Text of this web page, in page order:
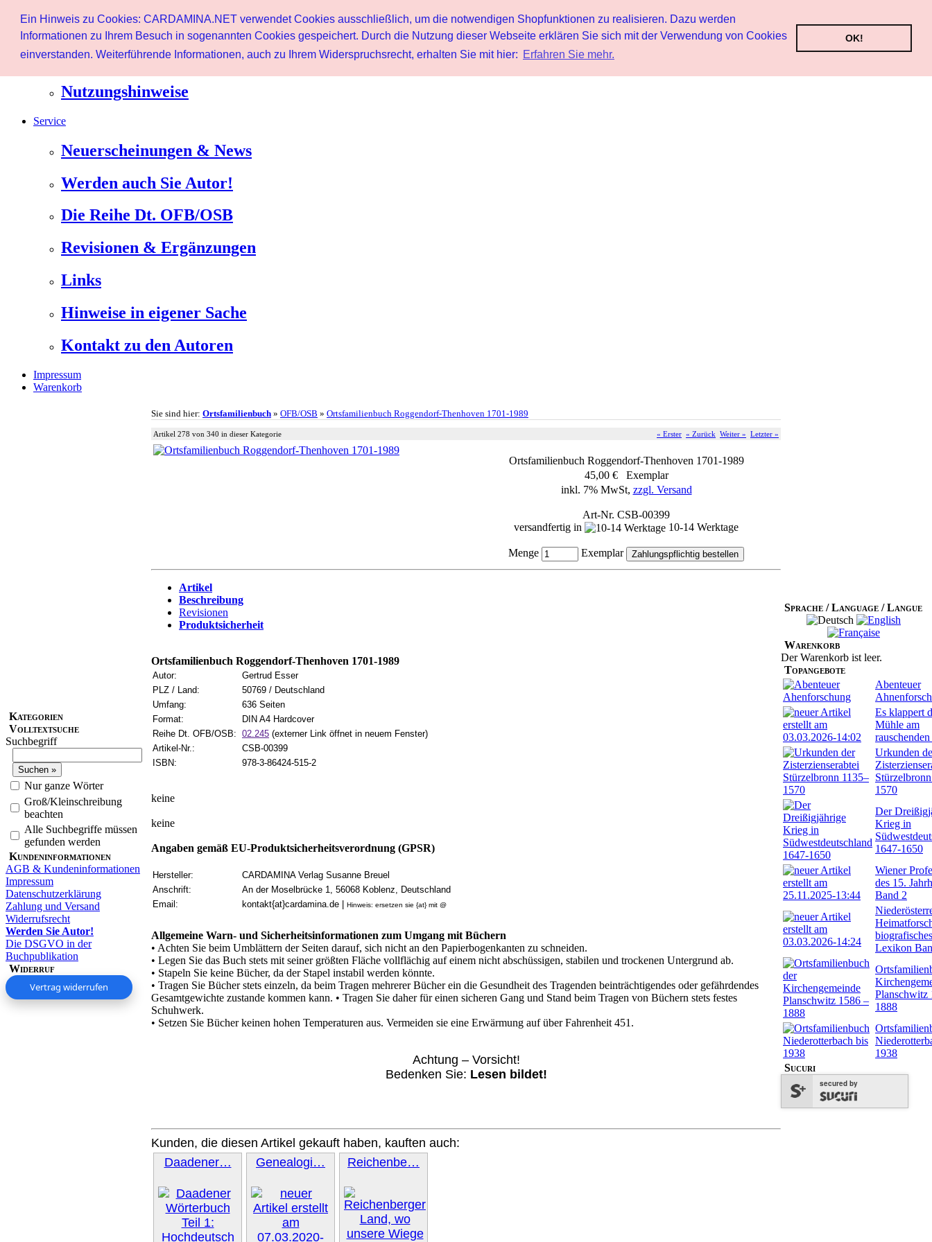
Ein Hinweis zu Cookies: CARDAMINA.NET verwendet Cookies ausschließlich, um die notwendigen Shopfunktionen zu realisieren. Dazu werden
Informationen zu Ihrem Besuch in sogenannten Cookies gespeichert. Durch die Nutzung dieser Webseite erklären Sie sich mit der Verwendung von Cookies
einverstanden. Weiterführende Informationen, auch zu Ihrem Widerspruchsrecht, erhalten Sie mit hier: Erfahren Sie mehr.
OK!
Start
Benutzer
Newsletter
Nutzungshinweise
Service
Neuerscheinungen & News
Werden auch Sie Autor!
Die Reihe Dt. OFB/OSB
Revisionen & Ergänzungen
Links
Hinweise in eigener Sache
Kontakt zu den Autoren
Impressum
Warenkorb
Kategorien
Volltextsuche
Suchbegriff
Nur ganze Wörter
Groß/Kleinschreibung
beachten
Alle Suchbegriffe müssen
gefunden werden
Kundeninformationen
AGB & Kundeninformationen
Impressum
Datenschutzerklärung
Zahlung und Versand
Widerrufsrecht
Werden Sie Autor!
Die DSGVO in der
Buchpublikation
Widerruf
Vertrag widerrufen
Sie sind hier: Ortsfamilienbuch » OFB/OSB » Ortsfamilienbuch Roggendorf-Thenhoven 1701-1989
Artikel 278 von 340 in dieser Kategorie « Erster « Zurück Weiter » Letzter »
Ortsfamilienbuch Roggendorf-Thenhoven 1701-1989
45,00 € Exemplar
inkl. 7% MwSt, zzgl. Versand
Art-Nr. CSB-00399
versandfertig in
10-14 Werktage
Menge Exemplar
Artikel
Beschreibung
Revisionen
Produktsicherheit
Ortsfamilienbuch Roggendorf-Thenhoven 1701-1989
Autor:
Gertrud Esser
PLZ / Land:
50769 / Deutschland
Umfang:
636 Seiten
Format:
DIN A4 Hardcover
Reihe Dt. OFB/OSB: 02.245 (externer Link öffnet in neuem Fenster)
Artikel-Nr.:
CSB-00399
ISBN:
978-3-86424-515-2
keine
keine
Angaben gemäß EU-Produktsicherheitsverordnung (GPSR)
Hersteller:
CARDAMINA Verlag Susanne Breuel
Anschrift:
An der Moselbrücke 1, 56068 Koblenz, Deutschland
Email:
kontakt{at}cardamina.de | Hinweis: ersetzen sie {at} mit @
Allgemeine Warn- und Sicherheitsinformationen zum Umgang mit Büchern
• Achten Sie beim Umblättern der Seiten darauf, sich nicht an den Papierbogenkanten zu schneiden.
• Legen Sie das Buch stets mit seiner größten Fläche vollflächig auf einem nicht abschüssigen, stabilen und trockenen Untergrund ab.
• Stapeln Sie keine Bücher, da der Stapel instabil werden könnte.
• Tragen Sie Bücher stets einzeln, da beim Tragen mehrerer Bücher ein die Gesundheit des Tragenden beinträchtigendes oder gefährdendes
Gesamtgewichte zustande kommen kann. • Tragen Sie daher für einen sicheren Gang und Stand beim Tragen von Büchern stets festes
Schuhwerk.
• Setzen Sie Bücher keinen hohen Temperaturen aus. Vermeiden sie eine Erwärmung auf über Fahrenheit 451.
Achtung – Vorsicht!
Bedenken Sie: Lesen bildet!
Kunden, die diesen Artikel gekauft haben, kauften auch:
Daadener…
Genealogi… Reichenbe…
Sprache / Language / Langue
Warenkorb
Der Warenkorb ist leer.
Topangebote
Abenteuer
Es klappert
Mühle am
Urkunden
1570
Der
Krieg in
1647-1650
Wiener
des 15.
Band 2
biografisches
Lexikon
Planschwitz
1888
1938
Sucuri
secured by